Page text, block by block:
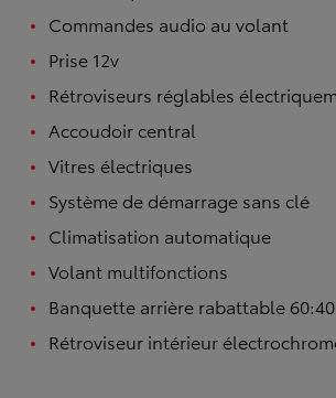
Commandes audio au volant
Prise 12v
Rétroviseurs réglables
Accoudoir central
Vitres électriques
Système de démarrage sans clé
Climatisation automatique
Volant multifonctions
Banquette arrière rabattable 60:40
Rétroviseur intérieur